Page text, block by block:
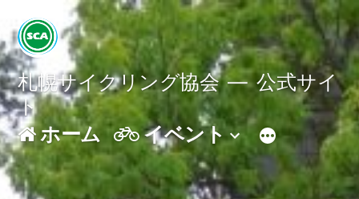
ン
テ
ン
ツ
へ
札幌サイクリング協会
公式サイ
ト
ホーム
イベント